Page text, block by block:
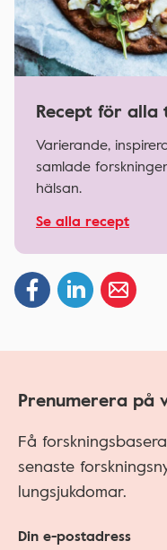
Recept för alla
Varierande,
samlade
hälsan.
Se alla recept
Prenumerera på
Få
senaste
lungsjukdomar.
Din e-postadress